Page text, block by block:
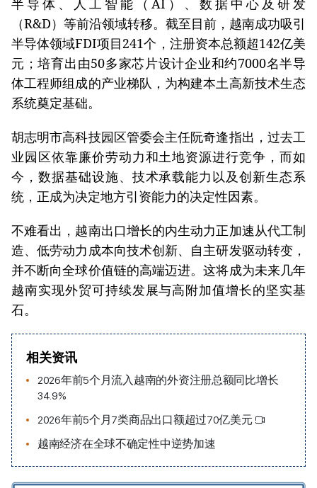
（R&D）等前沿领域转移。截至目前，越南成功吸引
半导体领域FDI项目241个，注册资本总额超142亿美
元；培育出由50多家芯片设计企业和约7000名半导
体工程师组成的产业梯队，为构建本土高新技术生态
系统奠定基础。
胡志明市高科技园区管委会主任阮奇逢指出，过去工
业园区依靠廉价劳动力和土地资源进行竞争，而如
今，数据基础设施、技术承载能力以及创新生态系
统，正成为决定地方引资能力的决定性因素。
不难看出，越南出口增长的内生动力正加速从代工制
造、低劳动力成本向技术创新、自主研发驱动转变，
并不断向全球价值链的高端迈进。这将成为未来几年
越南实现外贸可持续发展与高附加值增长的坚实基
石。
相关资讯
2026年前5个月流入越南的外资注册总额同比增长
34.9%
2026年前5个月7类商品出口额超过70亿美元
越南经济在全球不确定性中逆势加速